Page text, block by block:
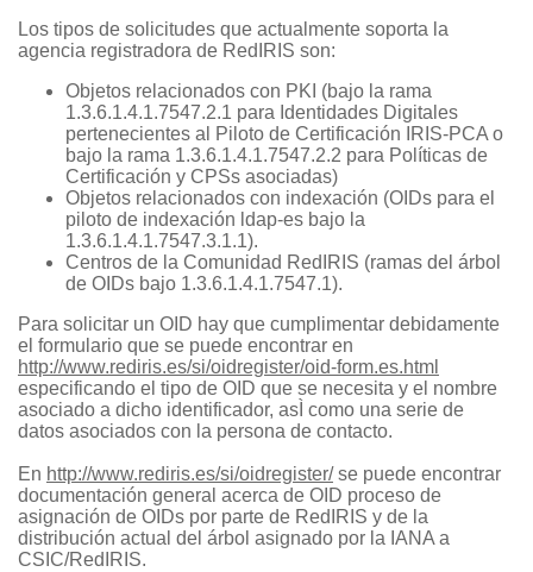
Los tipos de solicitudes que actualmente soporta la
agencia registradora de RedIRIS son:
Objetos relacionados con PKI (bajo la rama
1.3.6.1.4.1.7547.2.1 para Identidades Digitales
pertenecientes al Piloto de Certificación IRIS-PCA o
bajo la rama 1.3.6.1.4.1.7547.2.2 para Políticas de
Certificación y CPSs asociadas)
Objetos relacionados con indexación (OIDs para el
piloto de indexación ldap-es bajo la
1.3.6.1.4.1.7547.3.1.1).
Centros de la Comunidad RedIRIS (ramas del árbol
de OIDs bajo 1.3.6.1.4.1.7547.1).
Para solicitar un OID hay que cumplimentar debidamente
el formulario que se puede encontrar en
http://www.rediris.es/si/oidregister/oid-form.es.html
especificando el tipo de OID que se necesita y el nombre
asociado a dicho identificador, asÌ como una serie de
datos asociados con la persona de contacto.
En http://www.rediris.es/si/oidregister/se puede encontrar
documentación general acerca de OID proceso de
asignación de OIDs por parte de RedIRIS y de la
distribución actual del árbol asignado por la IANA a
CSIC/RedIRIS.